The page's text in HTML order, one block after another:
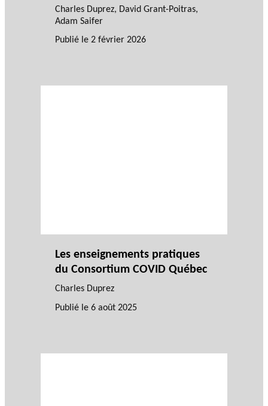
Charles Duprez, David Grant-Poitras,
Adam Saifer
Publié le 2 février 2026
Les enseignements pratiques
du Consortium COVID Québec
Charles Duprez
Publié le 6 août 2025